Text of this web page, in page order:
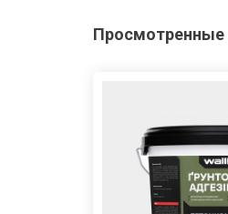
Просмотренные